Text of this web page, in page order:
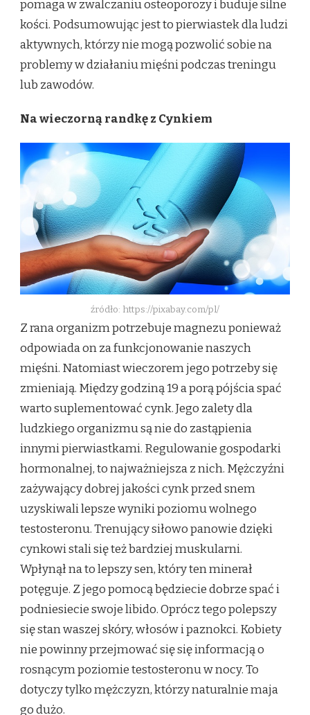
pomaga w zwalczaniu osteoporozy i buduje silne
kości. Podsumowując jest to pierwiastek dla ludzi
aktywnych, którzy nie mogą pozwolić sobie na
problemy w działaniu mięśni podczas treningu
lub zawodów.
Na wieczorną randkę z Cynkiem
źródło: https://pixabay.com/pl/
Z rana organizm potrzebuje magnezu ponieważ
odpowiada on za funkcjonowanie naszych
mięśni. Natomiast wieczorem jego potrzeby się
zmieniają. Między godziną 19 a porą pójścia spać
warto suplementować cynk. Jego zalety dla
ludzkiego organizmu są nie do zastąpienia
innymi pierwiastkami. Regulowanie gospodarki
hormonalnej, to najważniejsza z nich. Mężczyźni
zażywający dobrej jakości cynk przed snem
uzyskiwali lepsze wyniki poziomu wolnego
testosteronu. Trenujący siłowo panowie dzięki
cynkowi stali się też bardziej muskularni.
Wpłynął na to lepszy sen, który ten minerał
potęguje. Z jego pomocą będziecie dobrze spać i
podniesiecie swoje libido. Oprócz tego polepszy
się stan waszej skóry, włosów i paznokci. Kobiety
nie powinny przejmować się się informacją o
rosnącym poziomie testosteronu w nocy. To
dotyczy tylko mężczyzn, którzy naturalnie maja
go dużo.